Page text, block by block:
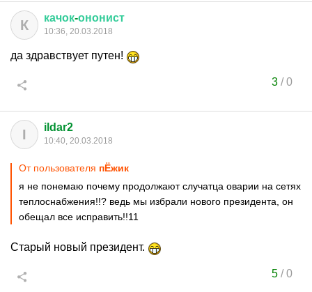
К качок-ононист
10:36, 20.03.2018
да здравствует путен!
3/0
I ildar2
10:40, 20.03.2018
От пользователя пЁжик
я не понемаю почему продолжают случатца оварии на сетях
теплоснабжения!!? ведь мы избрали нового президента, он
обещал все исправить!!11
Старый новый президент.
5/0